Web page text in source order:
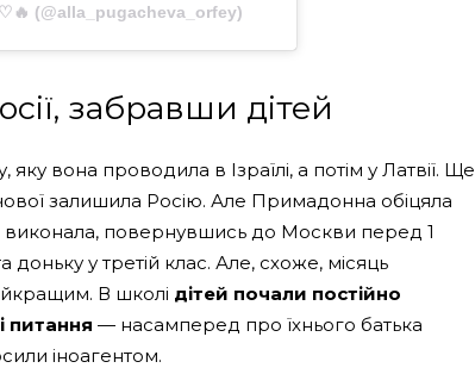
(@alla_pugacheva_orfey)
забравши дітей
вона проводила в Ізраїлі, а потім у Латвії. Ще
залишила Росію. Але Примадонна обіцяла
виконала, повернувшись до Москви перед 1
у третій клас. Але, схоже, місяць
В школі дітей почали постійно
питання — насамперед про їхнього батька
іноагентом.